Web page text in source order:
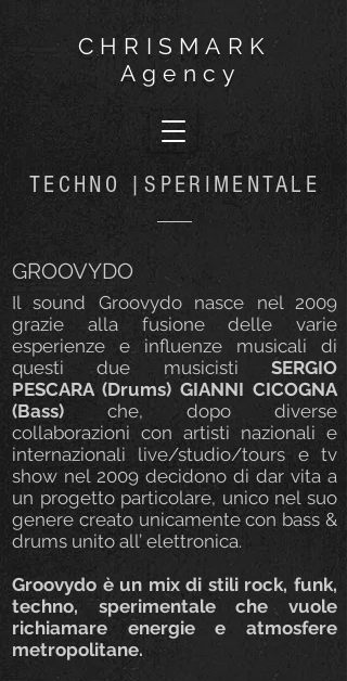
CHRISMARK
Agency
GROOVYDO
Il sound Groovydo nasce nel 2009
grazie alla fusione delle varie
esperienze e influenze musicali di
questi due musicisti SERGIO
PESCARA (Drums) GIANNI CICOGNA
(Bass) che, dopo diverse
collaborazioni con artisti nazionali e
internazionali live/studio/tours e tv
show nel 2009 decidono di dar vita a
un progetto particolare, unico nel suo
genere creato unicamente con bass &
drums unito all’ elettronica.
Groovydo è un mix di stili rock, funk,
techno, sperimentale che vuole
richiamare energie e atmosfere
metropolitane.
TECHNO |SPERIMENTALE